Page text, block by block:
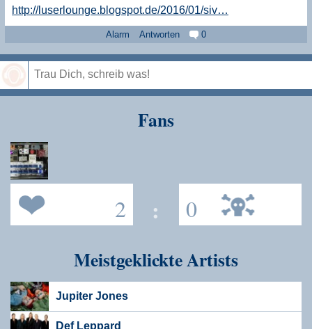
http://luserlounge.blogspot.de/2016/01/siv…
Alarm Antworten 0
Fans
2 : 0
Meistgeklickte Artists
Jupiter Jones
Def Leppard